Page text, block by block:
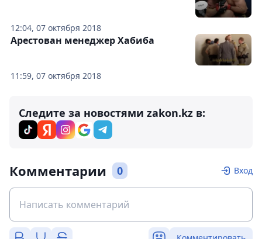
12:04, 07 октября 2018
11:59, 07 октября 2018
Арестован менеджер Хабиба
Следите за новостями zakon.kz в:
Комментарии 0 Вход